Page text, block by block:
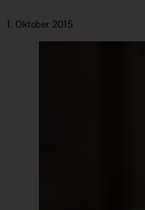
1. Oktober 2015